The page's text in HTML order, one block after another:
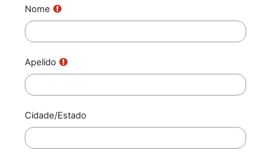
Nome
Apelido
Cidade/Estado